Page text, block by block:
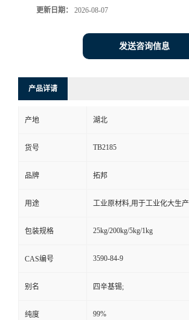
更新日期： 2026-08-07
发送咨询信息
产品详请
产地 湖北
货号 TB2185
品牌 拓邦
用途 工业原材料,用于工业化大生产
包装规格 25kg/200kg/5kg/1kg
CAS编号 3590-84-9
别名 四辛基锡;
纯度 99%